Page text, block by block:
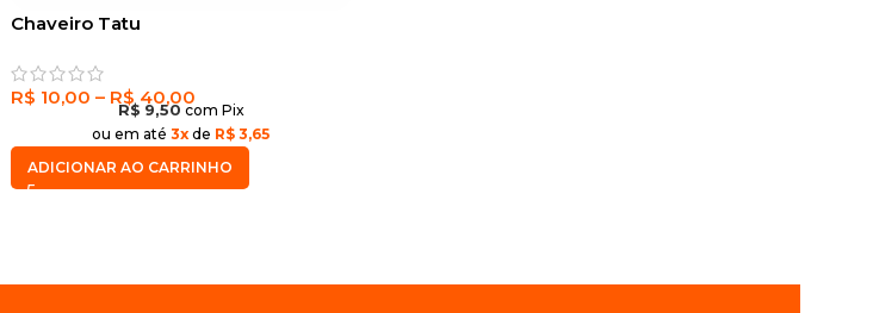
Chaveiro Tatu
R$ 10,00 – R$ 40,00
R$ 9,50 com Pix
ou em até3x de R$ 3,65
ADICIONAR AO CARRINHO